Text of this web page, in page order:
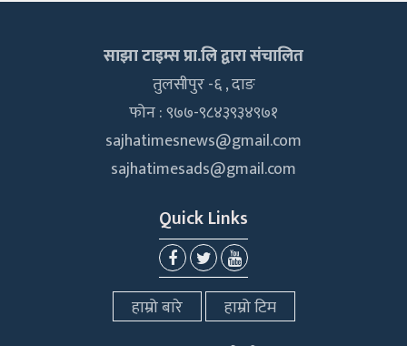
साझा टाइम्स प्रा.लि द्वारा संचालित
तुलसीपुर -६ , दाङ
फोन : ९७७-९८४३९३४९७१
sajhatimesnews@gmail.com
sajhatimesads@gmail.com
Quick Links
हाम्रो बारे
हाम्रो टिम